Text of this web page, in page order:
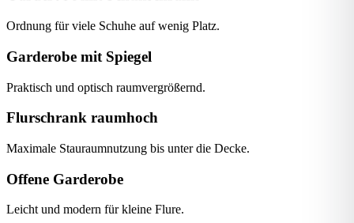
Ordnung für viele Schuhe auf wenig Platz.
Garderobe mit Spiegel
Praktisch und optisch raumvergrößernd.
Flurschrank raumhoch
Maximale Stauraumnutzung bis unter die Decke.
Offene Garderobe
Leicht und modern für kleine Flure.